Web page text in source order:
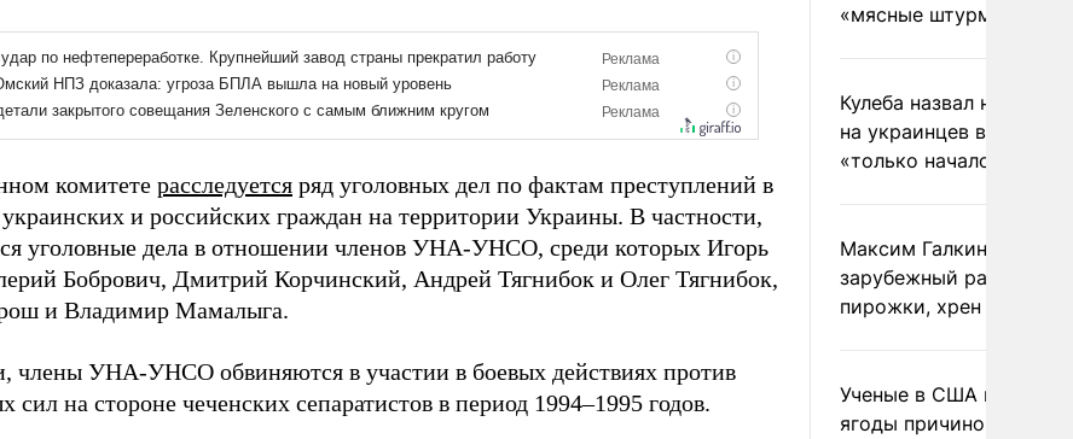
комитете расследуется ряд уголовных дел по фактам преступлений в
и российских граждан на территории Украины. В частности,
уголовные дела в отношении членов УНА-УНСО, среди которых Игорь
Бобрович, Дмитрий Корчинский, Андрей Тягнибок и Олег Тягнибок,
и Владимир Мамалыга.
члены УНА-УНСО обвиняются в участии в боевых действиях против
сил на стороне чеченских сепаратистов в период 1994–1995 годов.
«мясные штурмы»
Кулеба назвал
на украинцев в Польше
«только началом»
Максим Галкин
зарубежный райдер
пирожки, хрен и морс
Ученые в США назвали
ягоды причиной